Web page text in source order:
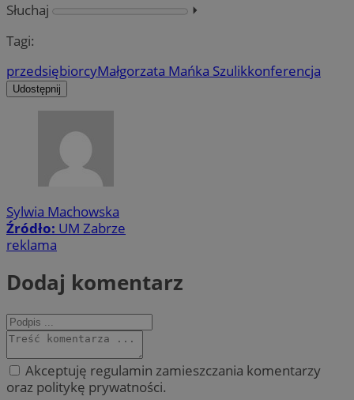
Słuchaj
⏵︎
Tagi:
przedsiębiorcyMałgorzata Mańka Szulikkonferencja
Udostępnij
Sylwia Machowska
Źródło: UM Zabrze
reklama
Dodaj komentarz
Akceptuję regulamin zamieszczania komentarzy
oraz politykę prywatności.